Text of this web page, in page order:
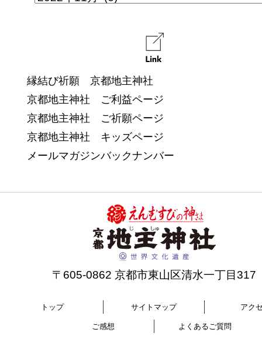
縁結び祈願 京都地主神社
京都地主神社 ご利益ページ
京都地主神社 ご祈願ページ
京都地主神社 キッズページ
メールマガジンバックナンバー
〒605-0862 京都市東山区清水一丁目317
トップ サイトマップ アク
ご感想 よくあるご質問